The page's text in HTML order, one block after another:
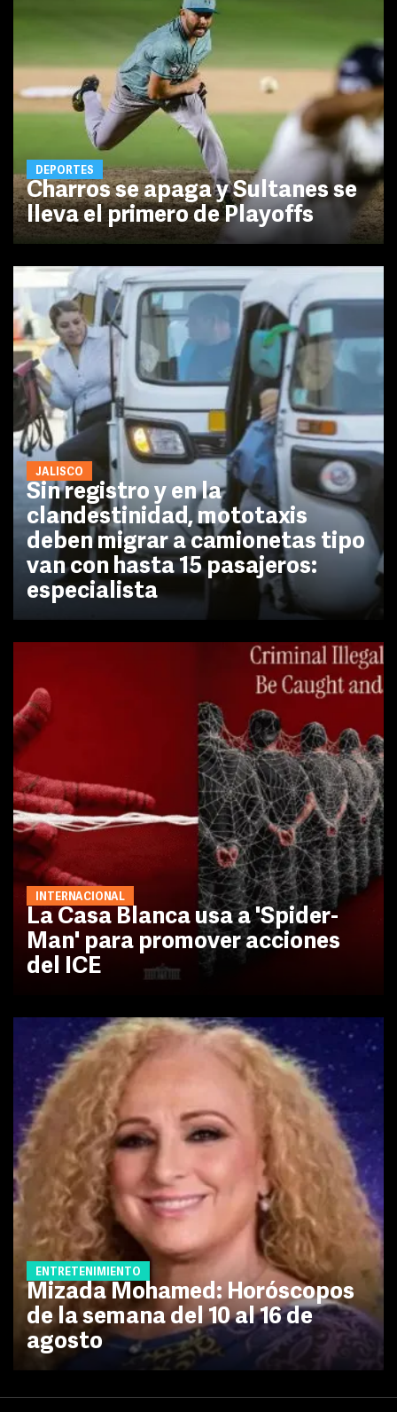
DEPORTES
Charros se apaga y Sultanes se
lleva el primero de Playoffs
JALISCO
Sin registro y en la
clandestinidad, mototaxis
deben migrar a camionetas tipo
van con hasta 15 pasajeros:
especialista
INTERNACIONAL
La Casa Blanca usa a 'Spider-
Man' para promover acciones
del ICE
ENTRETENIMIENTO
Mizada Mohamed: Horóscopos
de la semana del 10 al 16 de
agosto